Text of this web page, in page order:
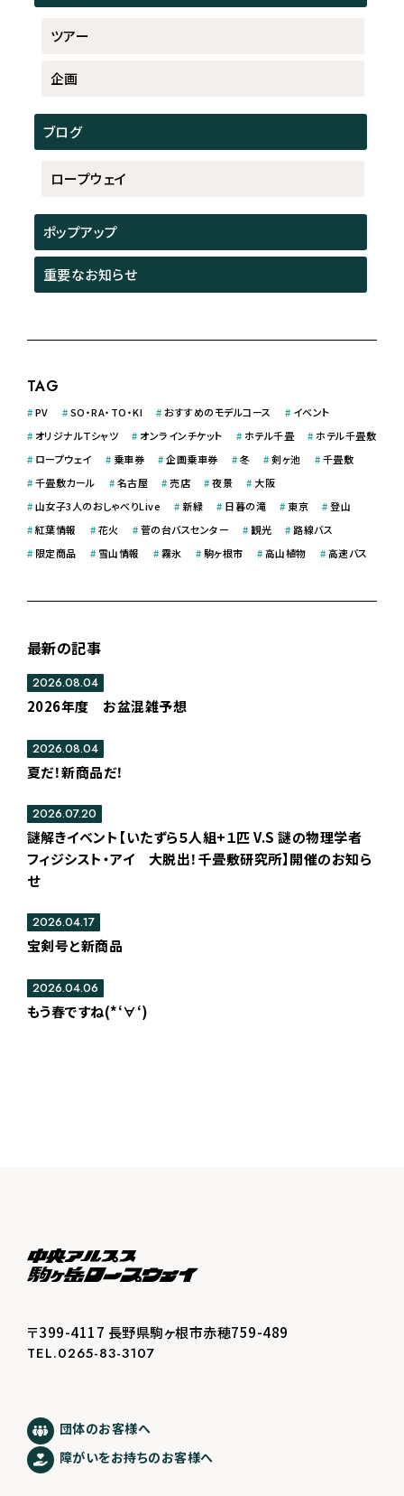
ツアー
企画
ブログ
ロープウェイ
ポップアップ
重要なお知らせ
TAG
#PV #SO・RA・TO・KI #おすすめのモデルコース # イベント
# オリジナルＴシャツ # オンラインチケット # ホテル千畳 # ホテル千畳敷
# ロープウェイ # 乗車券 #企画乗車券 #冬 #剣ヶ池 #千畳敷
#千畳敷カール #名古屋 #売店 #夜景 # 大阪
#山女子3人のおしゃべりLive # 新緑 # 日暮の滝 #東京 #登山
#紅葉情報 #花火 #菅の台バスセンター # 観光 # 路線バス
# 限定商品 # 雪山情報 #霧氷 #駒ヶ根市 #高山植物 #高速バス
最新の記事
2026年度 お盆混雑予想
2026.08.04
夏だ！新商品だ！
2026.08.04
謎解きイベント【いたずら５人組+１匹 V.S 謎の物理学者
フィジシスト・アイ 大脱出！千畳敷研究所】開催のお知ら
せ
2026.07.20
宝剣号と新商品
2026.04.17
もう春ですね(*‘∀‘)
2026.04.06
〒399-4117 長野県駒ヶ根市赤穂759-489
TEL.0265-83-3107
団体のお客様へ
障がいをお持ちのお客様へ